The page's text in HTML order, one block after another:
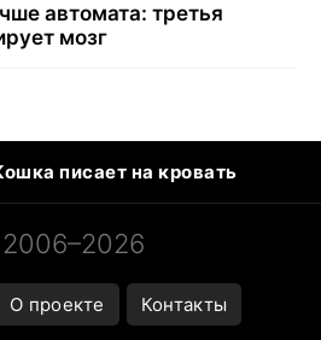
автомата: третья
мозг
писает на кровать
Следующая пандемия
2006–2026
О проекте Контакты